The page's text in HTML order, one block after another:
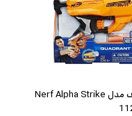
تفنگ بازی نرف مدل Nerf Alpha Strike